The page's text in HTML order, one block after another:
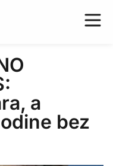
a
bez